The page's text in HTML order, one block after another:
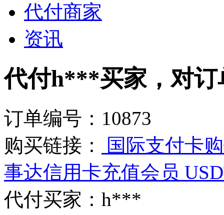
代付商家
资讯
代付h***买家，对订
订单编号：10873
购买链接：
国际支付卡
事达信用卡充值会员
代付买家：h***